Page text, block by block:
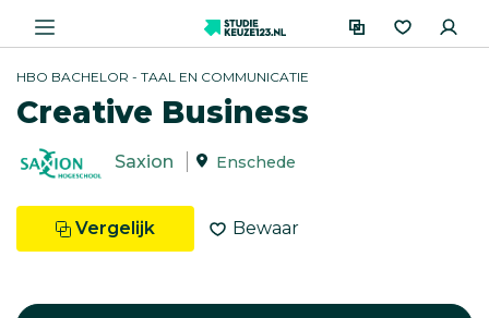
HBO BACHELOR - TAAL EN COMMUNICATIE
Creative Business
Saxion Enschede
Vergelijk Bewaar